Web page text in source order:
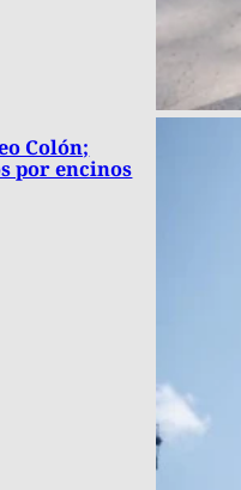
Colón;
por encinos